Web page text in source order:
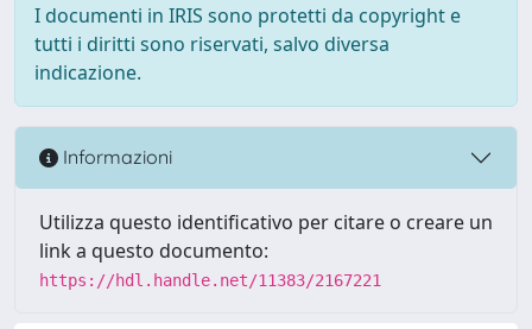
I documenti in IRIS sono protetti da copyright e
tutti i diritti sono riservati, salvo diversa
indicazione.
Informazioni
Utilizza questo identificativo per citare o creare un
link a questo documento:
https://hdl.handle.net/11383/2167221